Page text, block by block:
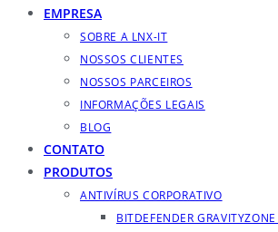
EMPRESA
SOBRE A LNX-IT
NOSSOS CLIENTES
NOSSOS PARCEIROS
INFORMAÇÕES LEGAIS
BLOG
CONTATO
PRODUTOS
ANTIVÍRUS CORPORATIVO
BITDEFENDER